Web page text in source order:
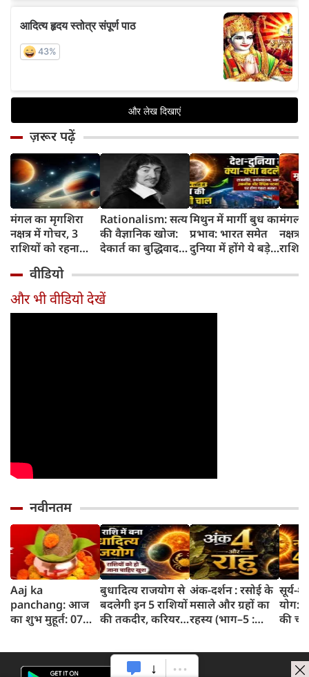
ज़रूर पढ़ें
मंगल का मृगशिरा
नक्षत्र में गोचर, 3
राशियों को रहना
सावधान
Rationalism: सत्य
की वैज्ञानिक खोज:
देकार्त का बुद्धिवाद
का जन्म
मिथुन में मार्गी बुध का
प्रभाव: भारत समेत
दुनिया में होंगे ये बड़े
मंगल
नक्षत्र
किसे
वीडियो
और भी वीडियो देखें
नवीनतम
Aaj ka
panchang: आज
का शुभ मुहूर्त: 07
और शुभ समय
बुधादित्य राजयोग से
बदलेगी इन 5 राशियों
की तकदीर, करियर
सफलता
अंक-दर्शन : रसोई के
मसाले और ग्रहों का
रहस्य (भाग–5 :
सूर्य-
योग:
की